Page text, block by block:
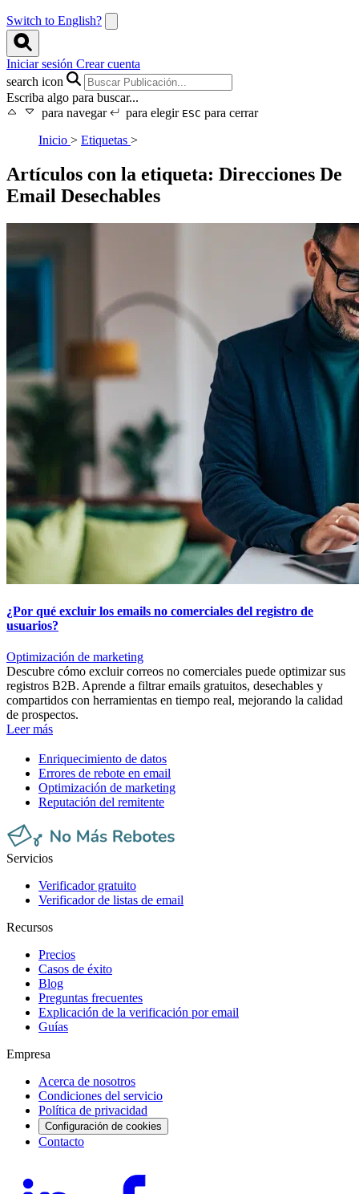
Switch to English?
Iniciar sesión Crear cuenta
search icon
Escriba algo para buscar...
para navegar
para elegir ESC para cerrar
Inicio > Etiquetas >
Artículos con la etiqueta: Direcciones De
Email Desechables
¿Por qué excluir los emails no comerciales del registro de
usuarios?
Optimización de marketing
Descubre cómo excluir correos no comerciales puede optimizar sus
registros B2B. Aprende a filtrar emails gratuitos, desechables y
compartidos con herramientas en tiempo real, mejorando la calidad
de prospectos.
Leer más
Enriquecimiento de datos
Errores de rebote en email
Optimización de marketing
Reputación del remitente
Servicios
Verificador gratuito
Verificador de listas de email
Recursos
Precios
Casos de éxito
Blog
Preguntas frecuentes
Explicación de la verificación por email
Guías
Empresa
Acerca de nosotros
Condiciones del servicio
Política de privacidad
Configuración de cookies
Contacto